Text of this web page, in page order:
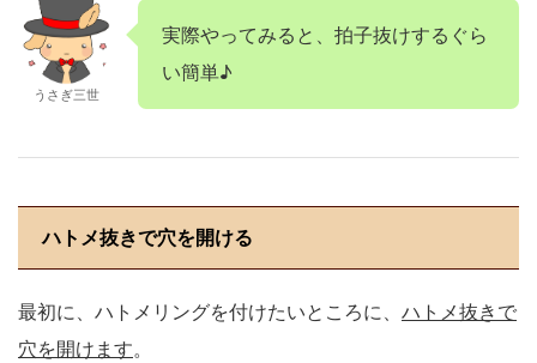
うさぎ三世
実際やってみると、拍子抜けするぐら
い簡単♪
ハトメ抜きで穴を開ける
最初に、ハトメリングを付けたいところに、 ハトメ抜きで
穴を開けます。